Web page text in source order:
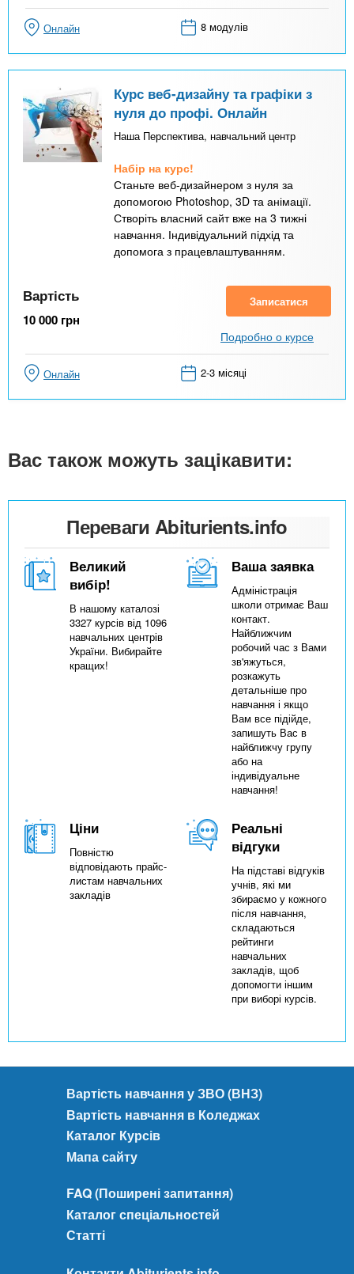
Онлайн 8 модулів
Курс веб-дизайну та графіки з
нуля до профі. Онлайн
Наша Перспектива, навчальний центр
Набір на курс!
Станьте веб-дизайнером з нуля за
допомогою Photoshop, 3D та анімації.
Створіть власний сайт вже на 3 тижні
навчання. Індивідуальний підхід та
допомога з працевлаштуванням.
Вартість
10 000 грн
Записатися
Подробно о курсе
Онлайн 2-3 місяці
Вас також можуть зацікавити:
Переваги Abiturients.info
Великий
вибір!
В нашому каталозі
3327 курсів від 1096
навчальних центрів
України. Вибирайте
кращих!
Ваша заявка
Адміністрація
школи отримає Ваш
контакт.
Найближчим
робочий час з Вами
зв'яжуться,
розкажуть
детальніше про
навчання і якщо
Вам все підійде,
запишуть Вас в
найближчу групу
або на
індивідуальне
навчання!
Ціни
Повністю
відповідають прайс-
листам навчальних
закладів
Реальні
відгуки
На підставі відгуків
учнів, які ми
збираємо у кожного
після навчання,
складаються
рейтинги
навчальних
закладів, щоб
допомогти іншим
при виборі курсів.
Вартість навчання у ЗВО (ВНЗ)
Вартість навчання в Коледжах
Каталог Курсів
Мапа сайту
FAQ (Поширені запитання)
Каталог спеціальностей
Статті